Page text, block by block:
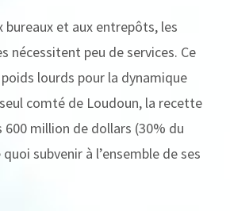
bureaux et aux entrepôts, les
nécessitent peu de services. Ce
lourds pour la dynamique
comté de Loudoun, la recette
600 million de dollars (30% du
subvenir à l’ensemble de ses